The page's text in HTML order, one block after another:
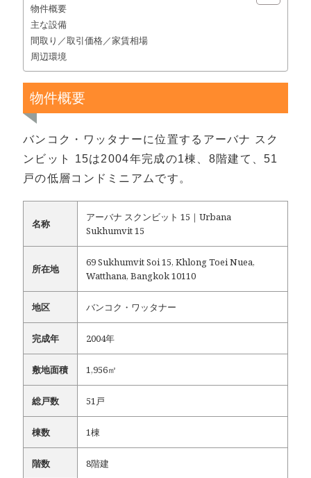
物件概要
主な設備
間取り／取引価格／家賃相場
周辺環境
物件概要
バンコク・ワッタナーに位置するアーバナ スク
ンビット 15は2004年完成の1棟、8階建て、51
戸の低層コンドミニアムです。
名称
アーバナ スクンビット 15｜Urbana
Sukhumvit 15
所在地
69 Sukhumvit Soi 15, Khlong Toei Nuea,
Watthana, Bangkok 10110
地区 バンコク・ワッタナー
完成年 2004年
敷地面積 1,956㎡
総戸数 51戸
棟数 1棟
階数 8階建